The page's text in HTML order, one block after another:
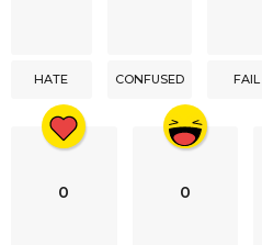
HATE CONFUSED FAIL
0 0